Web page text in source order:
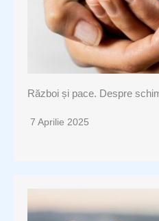
Război și pace. Despre
7 Aprilie 2025